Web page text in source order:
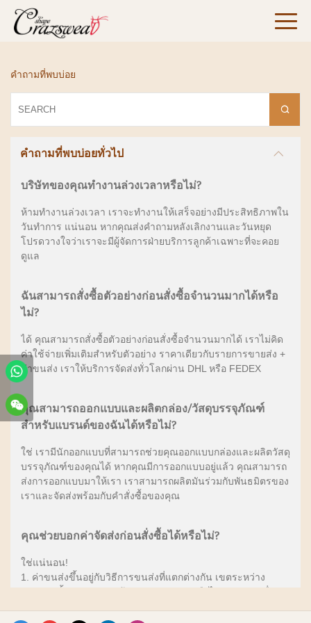
คำถามที่พบบ่อย
คำถามที่พบบ่อยทั่วไป
บริษัทของคุณทำงานล่วงเวลาหรือไม่?
ห้ามทำงานล่วงเวลา เราจะทำงานให้เสร็จอย่างมีประสิทธิภาพใน
วันทำการ แน่นอน หากคุณส่งคำถามหลังเลิกงานและวันหยุด
โปรดวางใจว่าเราจะมีผู้จัดการฝ่ายบริการลูกค้าเฉพาะที่จะคอย
ดูแล
ฉันสามารถสั่งซื้อตัวอย่างก่อนสั่งซื้อจำนวนมากได้หรือ
ไม่?
ได้ คุณสามารถสั่งซื้อตัวอย่างก่อนสั่งซื้อจำนวนมากได้ เราไม่คิด
ค่าใช้จ่ายเพิ่มเติมสำหรับตัวอย่าง ราคาเดียวกับรายการขายส่ง +
ค่าขนส่ง เราให้บริการจัดส่งทั่วโลกผ่าน DHL หรือ FEDEX
คุณสามารถออกแบบและผลิตกล่อง/วัสดุบรรจุภัณฑ์
สำหรับแบรนด์ของฉันได้หรือไม่?
ใช่ เรามีนักออกแบบที่สามารถช่วยคุณออกแบบกล่องและผลิตวัสดุ
บรรจุภัณฑ์ของคุณได้ หากคุณมีการออกแบบอยู่แล้ว คุณสามารถ
ส่งการออกแบบมาให้เรา เราสามารถผลิตมันร่วมกับพันธมิตรของ
เราและจัดส่งพร้อมกับคำสั่งซื้อของคุณ
คุณช่วยบอกค่าจัดส่งก่อนสั่งซื้อได้หรือไม่?
ใช่แน่นอน!
1. ค่าขนส่งขึ้นอยู่กับวิธีการขนส่งที่แตกต่างกัน เขตระหว่าง